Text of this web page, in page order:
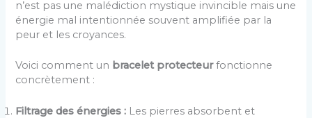
n’est pas une malédiction mystique invincible mais une
énergie mal intentionnée souvent amplifiée par la
peur et les croyances.
Voici comment un bracelet protecteurfonctionne
concrètement :
Filtrage des énergies : Les pierres absorbent et